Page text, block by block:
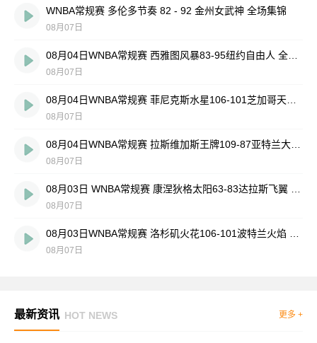
WNBA常规赛 多伦多节奏 82 - 92 金州女武神 全场集锦
08月07日
08月07日
08月07日
08月07日
08月07日
08月07日
最新资讯 HOT NEWS 更多 +